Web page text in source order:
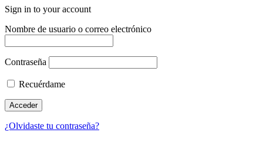
Sign in to your account
Nombre de usuario o correo electrónico
Contraseña
Recuérdame
¿Olvidaste tu contraseña?